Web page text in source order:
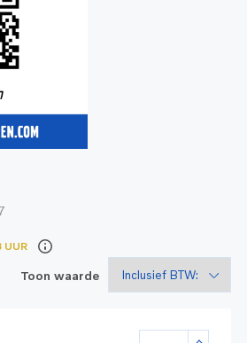
UUR
Toon waarde